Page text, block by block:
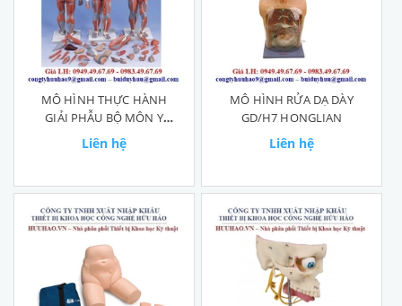
MÔ HÌNH THỰC HÀNH
GIẢI PHẪU BỘ MÔN Y
DƯỢC
Liên hệ
MÔ HÌNH RỬA DẠ DÀY
GD/H7 HONGLIAN
Liên hệ